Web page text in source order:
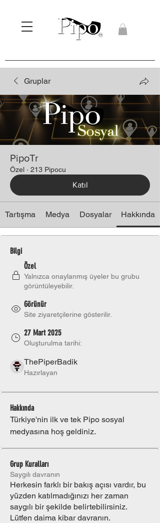
Gruplar
PipoTr
Özel · 213 Pipocu
Katıl
Tartışma Medya Dosyalar Hakkında
Bilgi
Özel
Yalnızca onaylanmış üyeler bu grubu
görüntüleyebilir.
Görünür
Site ziyaretçilerine gösterilir.
27 Mart 2025
Oluşturulma tarihi:
ThePiperBadik
Hazırlayan
Hakkında
Türkiye'nin ilk ve tek Pipo sosyal
medyasına hoş geldiniz.
Grup Kuralları
Saygılı davranın
Herkesin farklı bir bakış açısı vardır, bu
yüzden katılmadığınızı her zaman
saygılı bir şekilde belirtebilirsiniz.
Lütfen daima kibar davranın.